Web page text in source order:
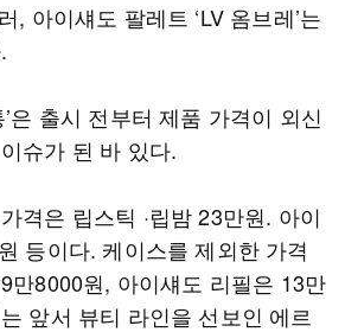
, 아이섀도 팔레트 ‘LV 옴브레’는
은 출시 전부터 제품 가격이 외신
슈가 된 바 있다.
격은 립스틱 ·립밤 23만원. 아이
등이다. 케이스를 제외한 가격
만8000원, 아이섀도 리필은 13만
앞서 뷰티 라인을 선보인 에르